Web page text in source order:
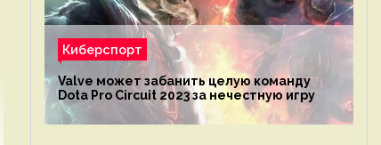
Киберспорт
Valve может забанить целую команду
Dota Pro Circuit 2023 за нечестную игру